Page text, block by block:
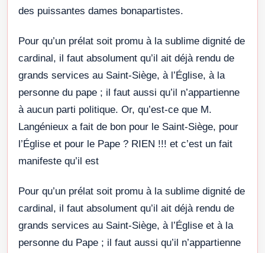
des puissantes dames bonapartistes.
Pour qu’un prélat soit promu à la sublime dignité de
cardinal, il faut absolument qu’il ait déjà rendu de
grands services au Saint-Siège, à l’Église, à la
personne du pape ; il faut aussi qu’il n’appartienne
à aucun parti politique. Or, qu’est-ce que M.
Langénieux a fait de bon pour le Saint-Siège, pour
l’Église et pour le Pape ? RIEN !!! et c’est un fait
manifeste qu’il est
Pour qu’un prélat soit promu à la sublime dignité de
cardinal, il faut absolument qu’il ait déjà rendu de
grands services au Saint-Siège, à l’Église et à la
personne du Pape ; il faut aussi qu’il n’appartienne